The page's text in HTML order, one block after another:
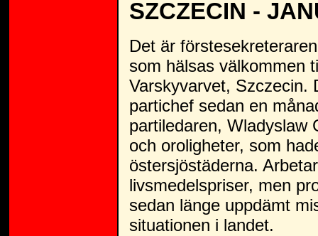
SZCZECIN -
Det är
som hälsas välkommen
Varskyvarvet, Szczecin.
partichef sedan en
partiledaren, Wladyslaw
och oroligheter, som
östersjöstäderna.
livsmedelspriser, men
sedan länge uppdämt
situationen i landet.